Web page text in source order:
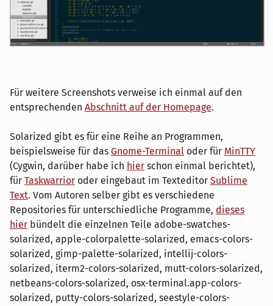
Für weitere Screenshots verweise ich einmal auf den
entsprechenden Abschnitt auf der Homepage.
Solarized gibt es für eine Reihe an Programmen,
beispielsweise für das Gnome-Terminal oder für MinTTY
(Cygwin, darüber habe ich hier schon einmal berichtet),
für Taskwarrior oder eingebaut im Texteditor Sublime
Text. Vom Autoren selber gibt es verschiedene
Repositories für unterschiedliche Programme, dieses
hier bündelt die einzelnen Teile adobe-swatches-
solarized, apple-colorpalette-solarized, emacs-colors-
solarized, gimp-palette-solarized, intellij-colors-
solarized, iterm2-colors-solarized, mutt-colors-solarized,
netbeans-colors-solarized, osx-terminal.app-colors-
solarized, putty-colors-solarized, seestyle-colors-